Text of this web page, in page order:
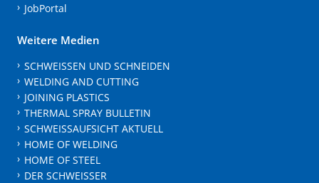
JobPortal
Weitere Medien
SCHWEISSEN UND SCHNEIDEN
WELDING AND CUTTING
JOINING PLASTICS
THERMAL SPRAY BULLETIN
SCHWEISSAUFSICHT AKTUELL
HOME OF WELDING
HOME OF STEEL
DER SCHWEISSER